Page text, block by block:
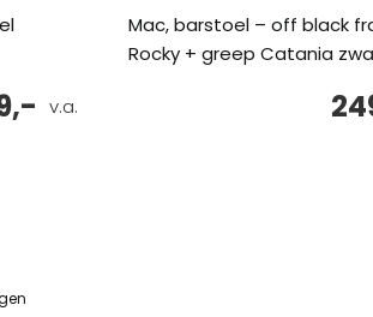
v.a.
Mac, barstoel – off black
Rocky + greep Catania